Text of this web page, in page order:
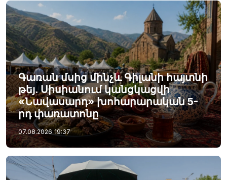
Գառան մսից մինչև Գիլանի հայտնի
թեյ. Սիսիանում կանցկացվի
«Նավասարդ» խոհարարական 5-
րդ փառատոնը
07.08.2026 19:37